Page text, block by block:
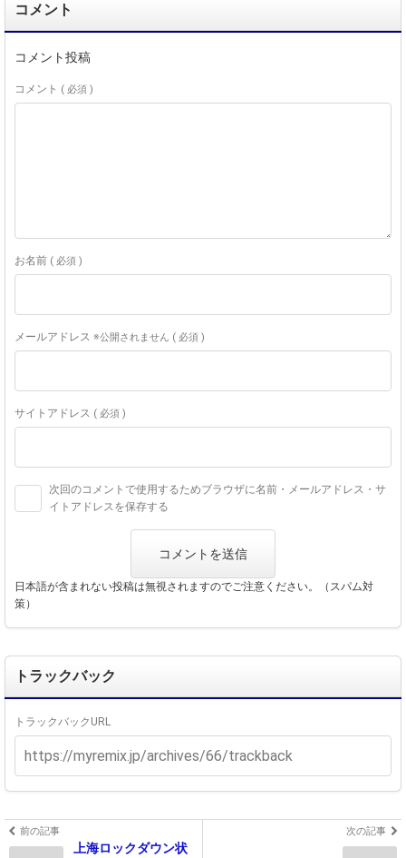
コメント
コメント投稿
コメント ( 必須 )
お名前 ( 必須 )
メールアドレス ※公開されません ( 必須 )
サイトアドレス ( 必須 )
次回のコメントで使用するためブラウザに名前・メールアドレス・サ
イトアドレスを保存する
日本語が含まれない投稿は無視されますのでご注意ください。（スパム対
策）
トラックバック
トラックバックURL
前の記事
上海ロックダウン状
次の記事